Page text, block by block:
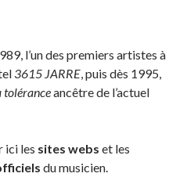
l’un des premiers artistes à
3615 JARRE, puis dès 1995,
toléranceancêtre de l’actuel
ici les sites webs et les
du musicien.